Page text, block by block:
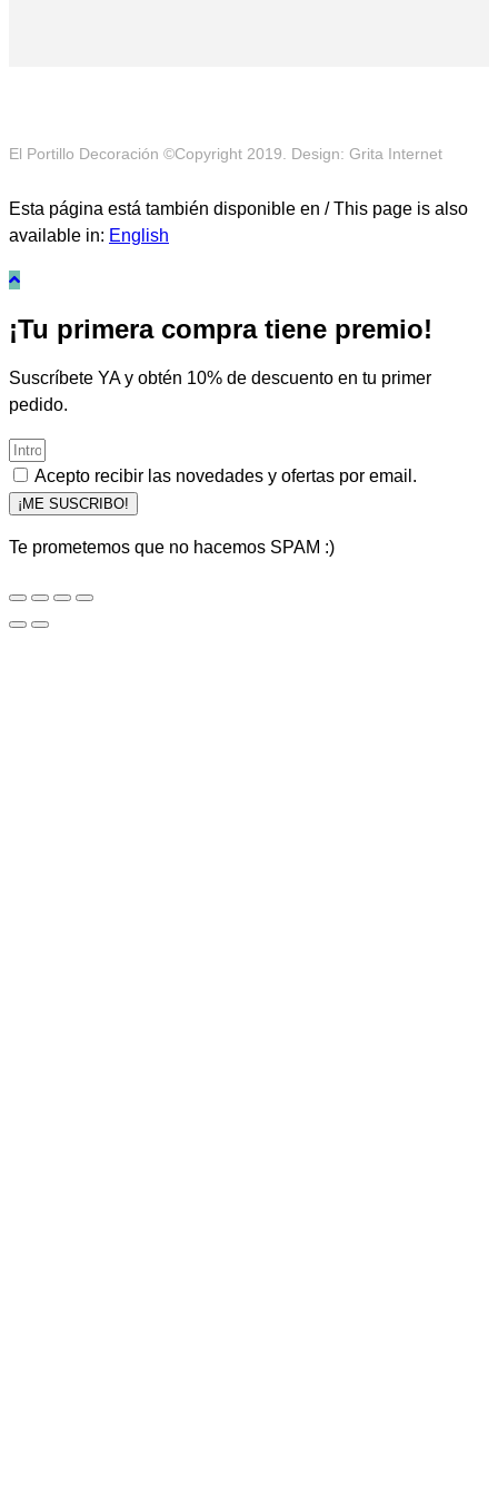
El Portillo Decoración ©Copyright 2019. Design: Grita Internet
Esta página está también disponible en / This page is also
available in: English
¡Tu primera compra tiene premio!
Suscríbete YA y obtén 10% de descuento en tu primer
pedido.
Acepto recibir las novedades y ofertas por email.
¡ME SUSCRIBO!
Te prometemos que no hacemos SPAM :)